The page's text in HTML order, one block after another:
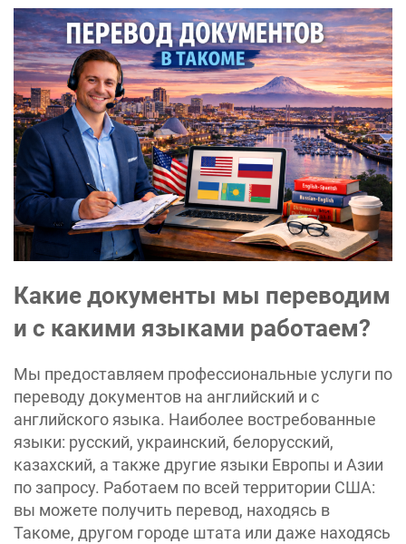
Какие документы мы переводим
и с какими языками работаем?
Мы предоставляем профессиональные услуги по
переводу документов на английский и с
английского языка. Наиболее востребованные
языки: русский, украинский, белорусский,
казахский, а также другие языки Европы и Азии
по запросу. Работаем по всей территории США:
вы можете получить перевод, находясь в
Такоме, другом городе штата или даже находясь